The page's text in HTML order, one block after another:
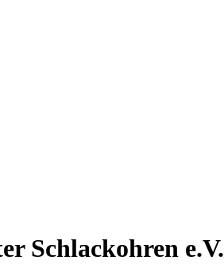
Schlackohren e.V.